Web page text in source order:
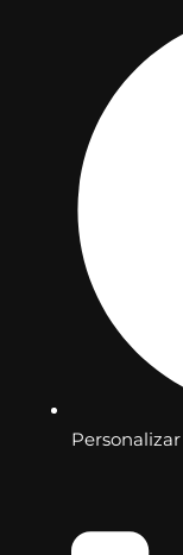
Personalizar